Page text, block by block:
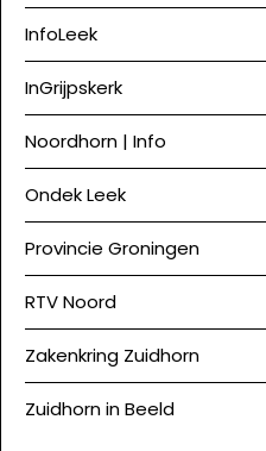
InfoLeek
InGrijpskerk
Noordhorn | Info
Ondek Leek
Provincie Groningen
RTV Noord
Zakenkring Zuidhorn
Zuidhorn in Beeld